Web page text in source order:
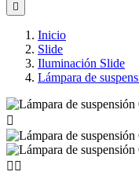

Inicio
Slide
Iluminación Slide
Lámpara de

 